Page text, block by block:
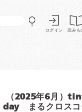
ログイン 読みも
（2025年6月）
day まるクロスコ